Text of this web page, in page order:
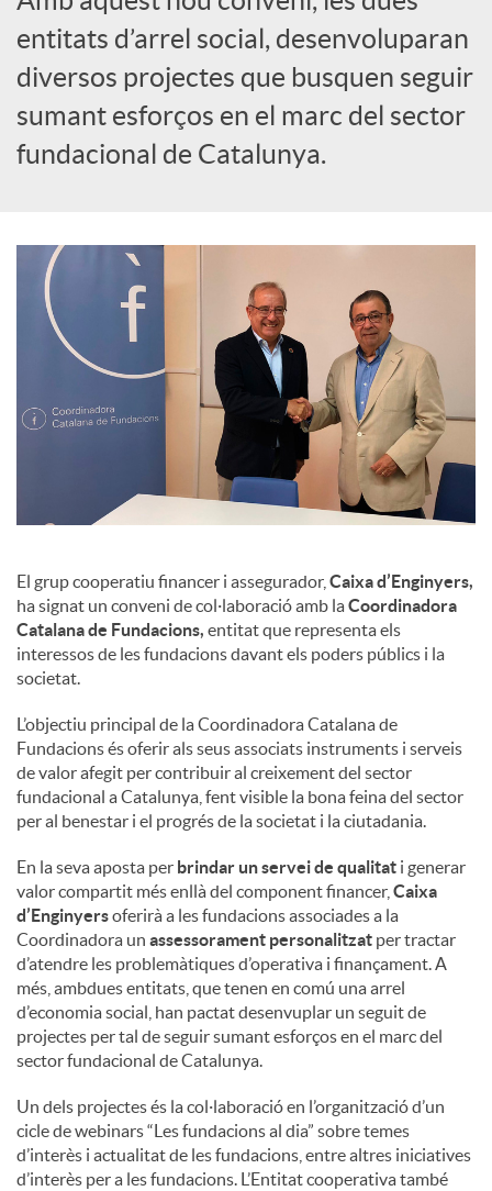
c
i
s
entitats d’arrel social, desenvoluparan
diversos projectes que busquen seguir
sumant esforços en el marc del sector
fundacional de Catalunya.
El grup cooperatiu financer i assegurador, Caixa d’Enginyers,
ha signat un conveni de col·laboració amb laCoordinadora
Catalana de Fundacions, entitat que representa els
interessos de les fundacions davant els poders públics i la
societat.
L’objectiu principal de la Coordinadora Catalana de
Fundacions és oferir als seus associats instruments i serveis
de valor afegit per contribuir al creixement del sector
fundacional a Catalunya, fent visible la bona feina del sector
per al benestar i el progrés de la societat i la ciutadania.
En la seva aposta per brindar un servei de qualitat i generar
valor compartit més enllà del component financer, Caixa
d’Enginyersoferirà a les fundacions associades a la
Coordinadora un assessorament personalitzat per tractar
d’atendre les problemàtiques d’operativa i finançament. A
més, ambdues entitats, que tenen en comú una arrel
d’economia social, han pactat desenvuplar un seguit de
projectes per tal de seguir sumant esforços en el marc del
sector fundacional de Catalunya.
Un dels projectes és la col·laboració en l’organització d’un
cicle de webinars “Les fundacions al dia” sobre temes
d’interès i actualitat de les fundacions, entre altres iniciatives
d’interès per a les fundacions. L’Entitat cooperativa també